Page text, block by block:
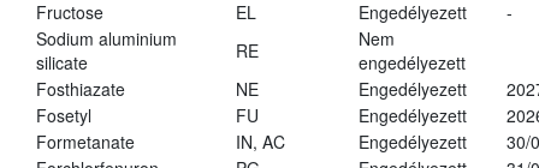
Fructose
EL Engedélyezett
-
Sodium aluminium
silicate
RE
Nem
engedélyezett
Fosthiazate
NE Engedélyezett
Fosetyl
FU Engedélyezett
Formetanate
IN, AC Engedélyezett
30/